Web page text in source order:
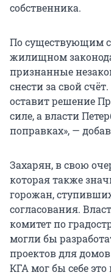
собственника.
По существующим
жилищном
признанные
снести за свой
оставит решение
силе, а власти
поправках», —
Захарян, в свою
которая также
горожан,
согласования.
комитет по
могли бы
проектов для
КГА мог бы себе это